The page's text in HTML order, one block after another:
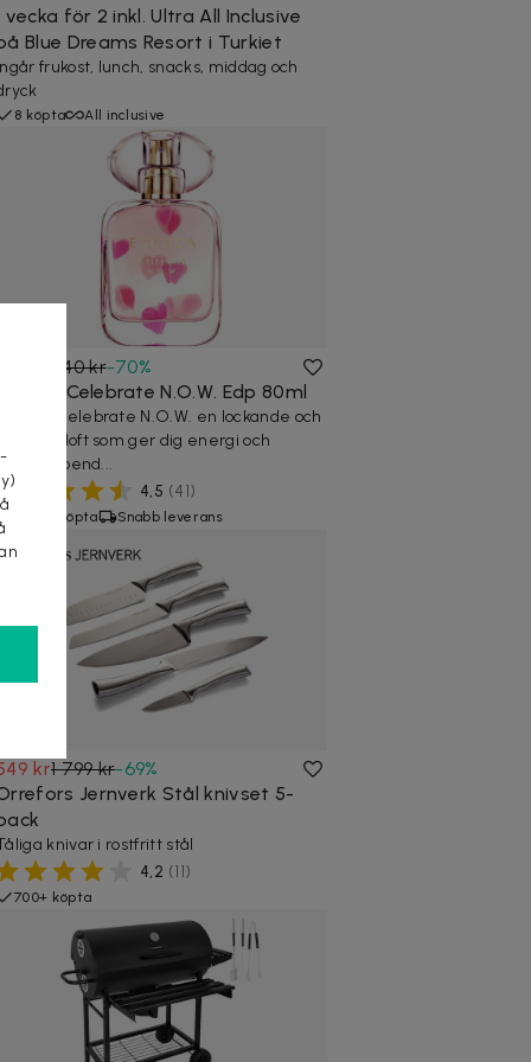
vecka för 2 inkl. Ultra All Inclusive
Blue Dreams Resort i Turkiet
frukost, lunch, snacks, middag och
8 köpta All inclusive
940 kr-70%
Celebrate N.O.W. Edp 80ml
Escada Celebrate N.O.W. en lockande och
feminin doft som ger dig energi och
4,5 (41)
1200+ köpta Snabb leverans
kr1 799 kr-69%
Jernverk Stål knivset 5-
knivar i rostfritt stål
4,2 (11)
700+ köpta